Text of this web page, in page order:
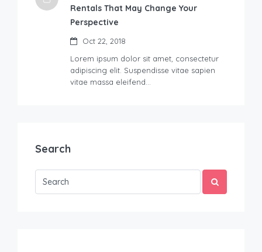
Rentals That May Change Your
Perspective
Oct 22, 2018
Lorem ipsum dolor sit amet, consectetur
adipiscing elit. Suspendisse vitae sapien
vitae massa eleifend…
Search